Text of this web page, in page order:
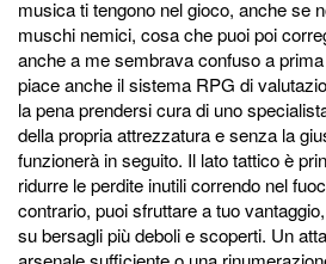
musica ti tengono nel gioco, anche se
muschi nemici, cosa che puoi poi
anche a me sembrava confuso a
piace anche il sistema RPG di
la pena prendersi cura di uno
della propria attrezzatura e senza la
funzionerà in seguito. Il lato tattico è
ridurre le perdite inutili correndo nel
contrario, puoi sfruttare a tuo
su bersagli più deboli e scoperti. Un